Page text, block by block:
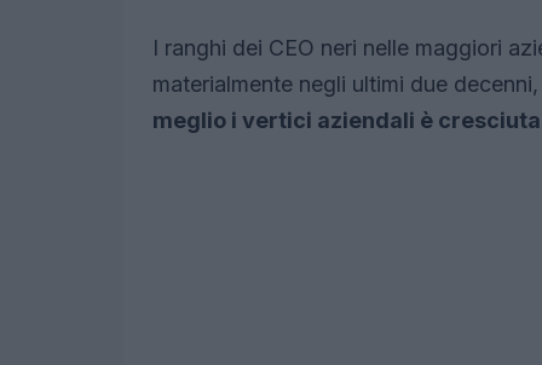
I ranghi dei CEO neri nelle maggiori
materialmente negli ultimi due
meglio i vertici aziendali è cresciuta